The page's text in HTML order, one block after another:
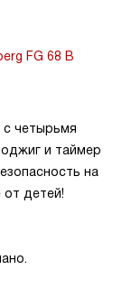
FG 68 B
с четырьмя
и таймер
на
детей!